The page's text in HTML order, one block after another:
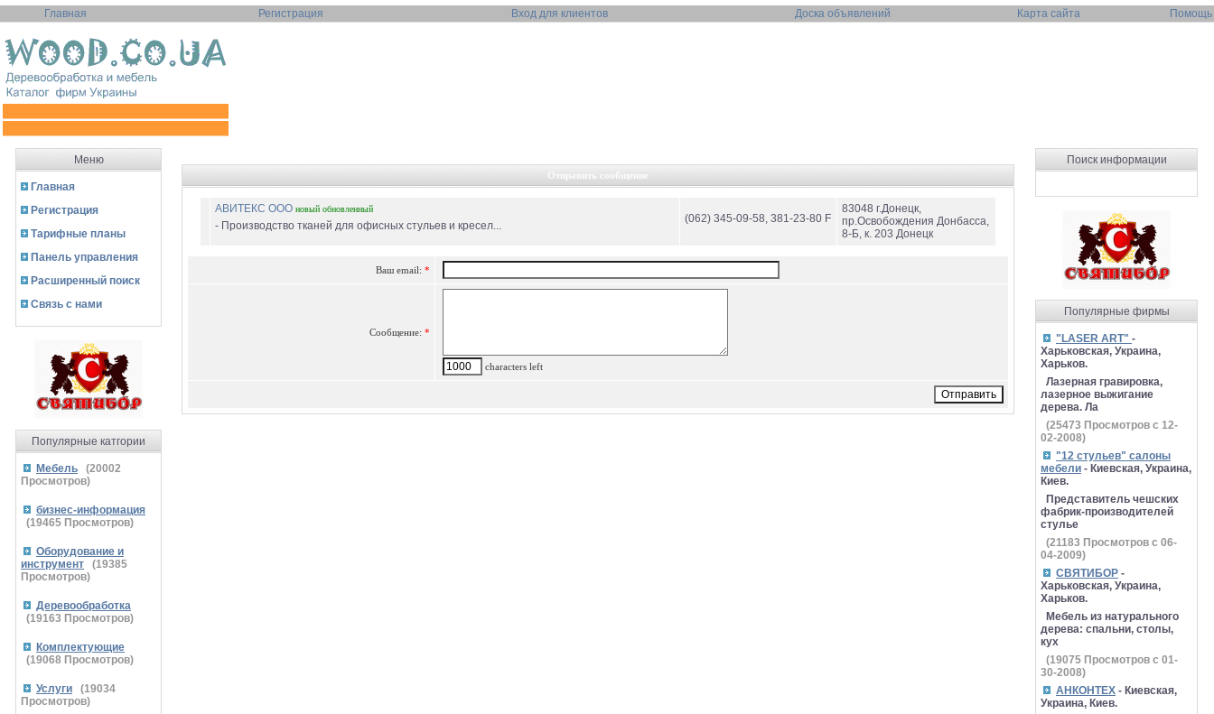
Главная Регистрация Вход для клиентов Доска объявлений Карта сайта Помощь
Меню
Главная
Регистрация
Тарифные планы
Панель управления
Расширенный поиск
Связь с нами
Популярные катгории
Мебель (20002
Просмотров)
бизнес-информация
(19465 Просмотров)
Оборудование и
инструмент
(19385
Просмотров)
Деревообработка
(19163 Просмотров)
Комплектующие
(19068 Просмотров)
Услуги (19034
Просмотров)
Отправить сообщение
АВИТЕКС ООО новый обновленный
- Производство тканей для офисных стульев и кресел...
(062) 345-09-58, 381-23-80 F
83048 г.Донецк,
пр.Освобождения Донбасса,
8-Б, к. 203 Донецк
Ваш email: *
Сообщение: *
characters left
Поиск информации
Популярные фирмы
"LASER ART" -
Харьковская, Украина,
Харьков.
Лазерная гравировка,
лазерное выжигание
дерева. Ла
(25473 Просмотров с 12-
02-2008)
"12 стульев" салоны
мебели - Киевская, Украина,
Киев.
Представитель чешских
фабрик-производителей
стулье
(21183 Просмотров с 06-
04-2009)
СВЯТИБОР -
Харьковская, Украина,
Харьков.
Мебель из натурального
дерева: спальни, столы,
кух
(19075 Просмотров с 01-
30-2008)
АНКОНТЕХ - Киевская,
Украина, Киев.